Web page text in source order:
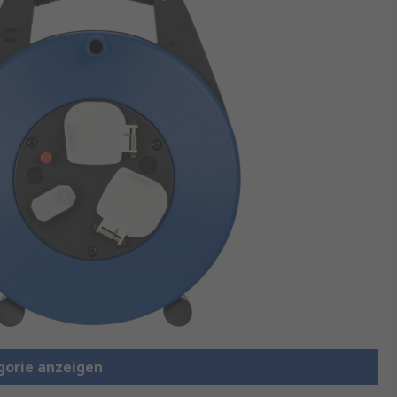
anzeigen